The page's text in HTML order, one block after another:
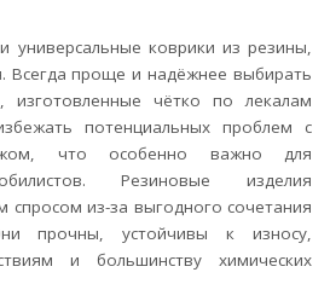
универсальные коврики из резины,
Всегда проще и надёжнее выбирать
изготовленные чётко по лекалам
потенциальных проблем с
что особенно важно для
Резиновые изделия
спросом из-за выгодного сочетания
прочны, устойчивы к износу,
и большинству химических